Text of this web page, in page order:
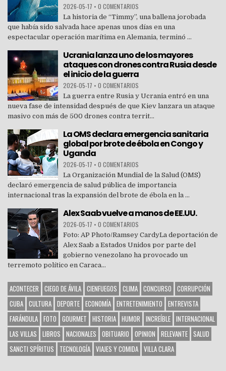
2026-05-17 • 0 COMENTARIOS
La historia de “Timmy”, una ballena jorobada
que había sido salvada hace apenas unos días en una
espectacular operación marítima en Alemania, terminó ...
Ucrania lanza uno de los mayores
ataques con drones contra Rusia desde
el inicio de la guerra
2026-05-17 • 0 COMENTARIOS
La guerra entre Rusia y Ucrania entró en una
nueva fase de intensidad después de que Kiev lanzara un ataque
masivo con más de 500 drones contra territ...
La OMS declara emergencia sanitaria
global por brote de ébola en Congo y
Uganda
2026-05-17 • 0 COMENTARIOS
La Organización Mundial de la Salud (OMS)
declaró emergencia de salud pública de importancia
internacional tras la expansión del brote de ébola en la ...
Alex Saab vuelve a manos de EE.UU.
2026-05-17 • 0 COMENTARIOS
Foto: AP Photo/Ramsey CardyLa deportación de
Alex Saab a Estados Unidos por parte del
gobierno venezolano ha provocado un
terremoto político en Caraca...
ACONTECER CIEGO DE ÁVILA CIENFUEGOS CLIMA CONCURSO CORRUPCIÓN
CUBA CULTURA DEPORTE ECONOMÍA ENTRETENIMIENTO ENTREVISTA
FARÁNDULA FOTO GOURMET HISTORIA HUMOR INCREÍBLE INTERNACIONAL
LAS VILLAS LIBROS NACIONALES OBITUARIO OPINION RELEVANTE SALUD
SANCTI SPÍRITUS
TECNOLOGÍA VIAJES Y COMIDA VILLA CLARA